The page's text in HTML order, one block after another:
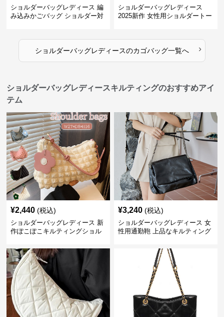
ショルダーバッグレディース 編
み込みかごバッグ ショルダー対
ショルダーバッグレディース
2025新作 女性用ショルダートー
ショルダーバッグレディースのカゴバッグ一覧へ ›
ショルダーバッグレディースキルティングのおすすめアイ
テム
¥2,440 (税込)
ショルダーバッグレディース 新
作ぽこぽこキルティングショル
¥3,240 (税込)
ショルダーバッグレディース 女
性用通勤鞄 上品なキルティング